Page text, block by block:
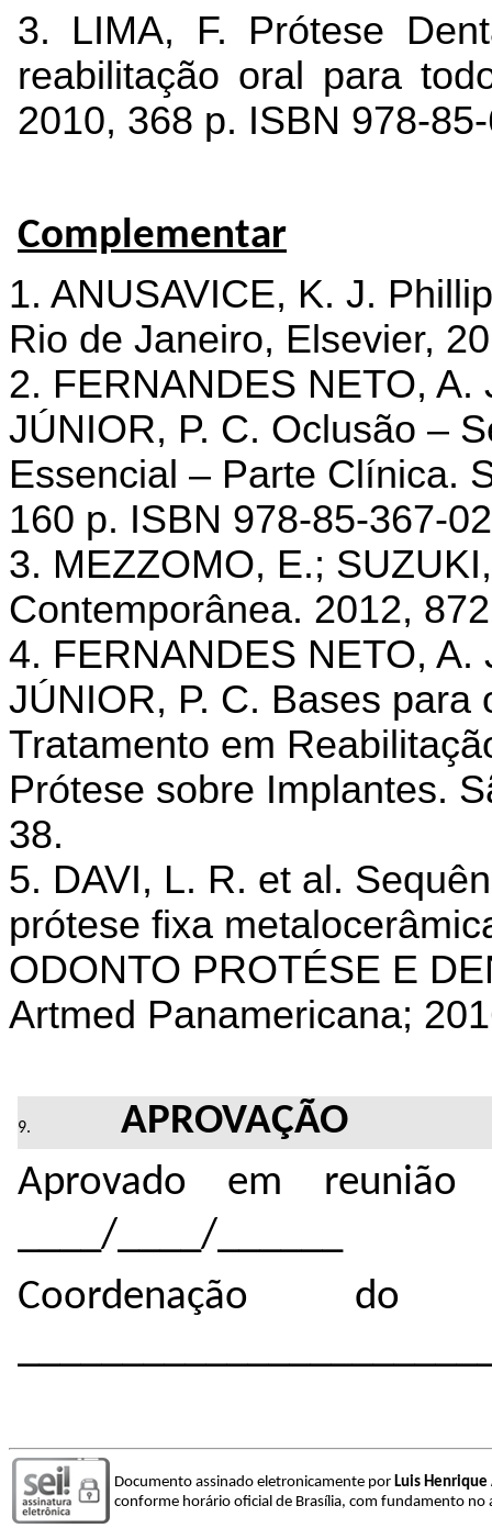
3. LIMA, F. Prótese
reabilitação oral para
2010, 368 p. ISBN 978-
Complementar
1. ANUSAVICE, K. J.
Rio de Janeiro, Elsevier,
2. FERNANDES NETO,
JÚNIOR, P. C. Oclusão –
Essencial – Parte Clínica.
160 p. ISBN 978-85-367-
3. MEZZOMO, E.;
Contemporânea. 2012,
4. FERNANDES NETO, A.
JÚNIOR, P. C. Bases
Tratamento em
Prótese sobre Implantes.
38.
5. DAVI, L. R. et al.
prótese fixa
ODONTO PROTÉSE E
Artmed Panamericana;
APROVAÇÃO
Aprovado em reunião
____/____/______
Coordenação do
Documento assinado eletronicamente por Luis Henrique
conforme horário oficial de Brasília, com fundamento no